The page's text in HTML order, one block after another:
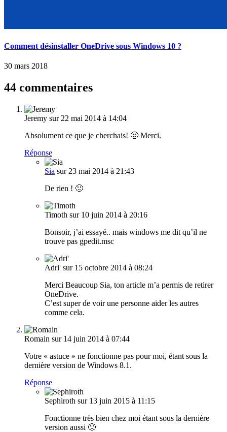
Comment désinstaller OneDrive sous Windows 10 ?
30 mars 2018
44 commentaires
Jeremy sur 22 mai 2014 à 14:04
Absolument ce que je cherchais! 🙂 Merci.
Réponse
Sia sur 23 mai 2014 à 21:43
De rien ! 🙂
Timoth sur 10 juin 2014 à 20:16
Bonsoir, j’ai essayé.. mais windows me dit qu’il ne
trouve pas gpedit.msc
Adri' sur 15 octobre 2014 à 08:24
Merci Beaucoup Sia, ton article m’a permis de retirer
OneDrive.
C’est super de voir une personne aider les autres
comme cela.
Romain sur 14 juin 2014 à 07:44
Votre « astuce » ne fonctionne pas pour moi, étant sous la
dernière version de Windows 8.1.
Réponse
Sephiroth sur 13 juin 2015 à 11:15
Fonctionne très bien chez moi étant sous la dernière
version aussi 🙂